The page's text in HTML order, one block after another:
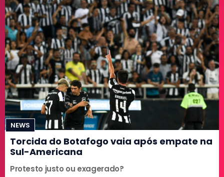
NEWS
Torcida do Botafogo vaia após empate na
Sul-Americana
Protesto justo ou exagerado?